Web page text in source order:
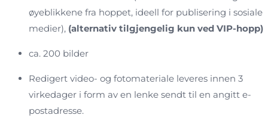
øyeblikkene fra hoppet, ideell for publisering i sosiale
medier), (alternativ tilgjengelig kun ved VIP-hopp)
ca. 200 bilder
Redigert video- og fotomateriale leveres innen 3
virkedager i form av en lenke sendt til en angitt e-
postadresse.